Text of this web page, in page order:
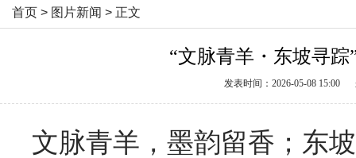
首页 > 图片新闻 > 正文
“文脉青羊・东坡寻
发表时间：2026-05-08 15:00
文脉青羊，墨韵留香；东